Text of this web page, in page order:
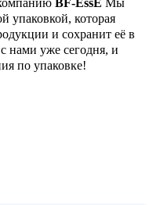
BF-EssE Мы
упаковкой, которая
и сохранит её в
нами уже сегодня, и
по упаковке!